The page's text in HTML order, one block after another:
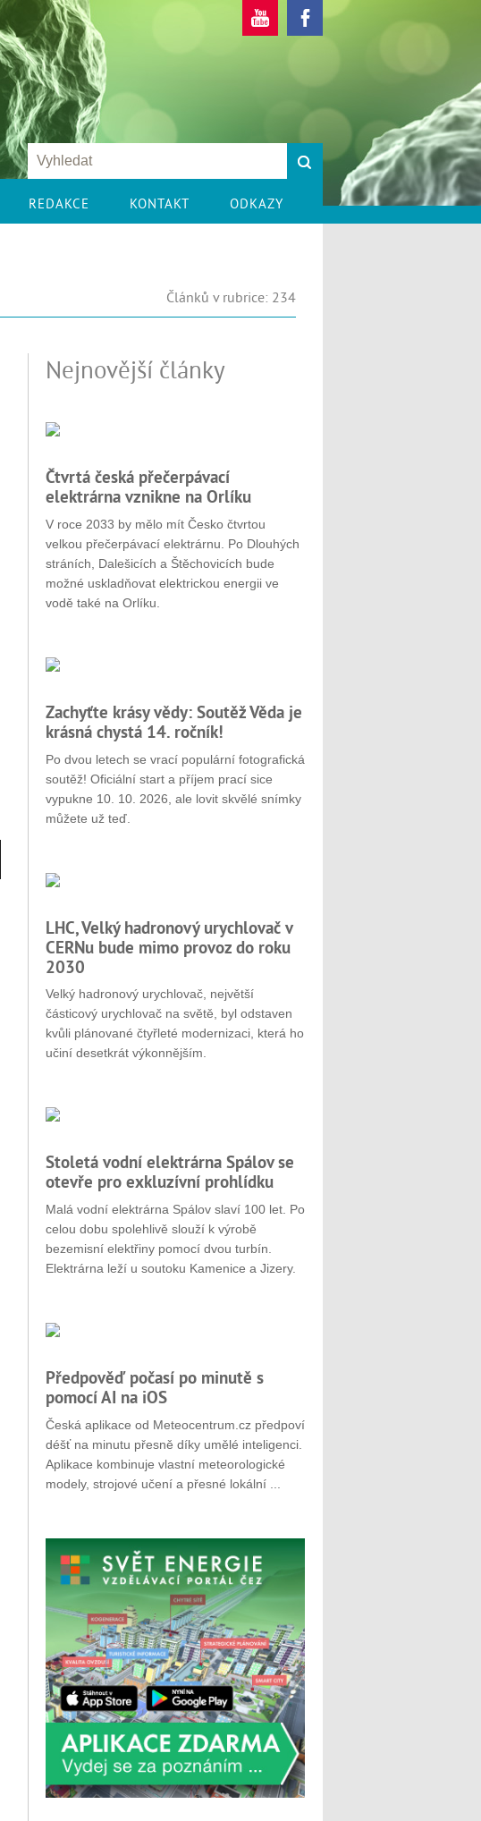
REDAKCE KONTAKT ODKAZY
Článků v rubrice: 234
Nejnovější články
Čtvrtá česká přečerpávací
elektrárna vznikne na Orlíku
V roce 2033 by mělo mít Česko čtvrtou
velkou přečerpávací elektrárnu. Po Dlouhých
stráních, Dalešicích a Štěchovicích bude
možné uskladňovat elektrickou energii ve
vodě také na Orlíku.
Zachyťte krásy vědy: Soutěž Věda je
krásná chystá 14. ročník!
Po dvou letech se vrací populární fotografická
soutěž! Oficiální start a příjem prací sice
vypukne 10. 10. 2026, ale lovit skvělé snímky
můžete už teď.
LHC, Velký hadronový urychlovač v
CERNu bude mimo provoz do roku
2030
Velký hadronový urychlovač, největší
částicový urychlovač na světě, byl odstaven
kvůli plánované čtyřleté modernizaci, která ho
učiní desetkrát výkonnějším.
Stoletá vodní elektrárna Spálov se
otevře pro exkluzívní prohlídku
Malá vodní elektrárna Spálov slaví 100 let. Po
celou dobu spolehlivě slouží k výrobě
bezemisní elektřiny pomocí dvou turbín.
Elektrárna leží u soutoku Kamenice a Jizery.
Předpověď počasí po minutě s
pomocí AI na iOS
Česká aplikace od Meteocentrum.cz předpoví
déšť na minutu přesně díky umělé inteligenci.
Aplikace kombinuje vlastní meteorologické
modely, strojové učení a přesné lokální ...